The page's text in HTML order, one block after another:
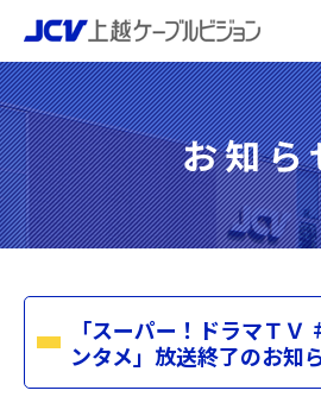
お知ら
「スーパー！ドラマＴ
ンタメ」放送終了のお